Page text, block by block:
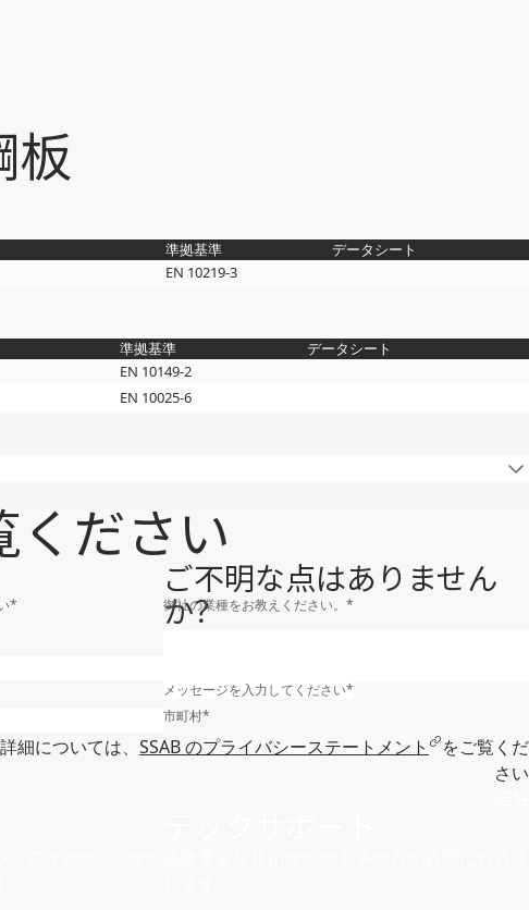
板
準拠基準 データシート
EN 10219-3
準拠基準 データシート
EN 10149-2
EN 10025-6
ください
* 御社の業種をお教えください。 *
役職*
市町村*
ご不明な点はありません
か？
メッセージを入力してください*
細については、 SSAB のプライバシーステートメント
をご覧くだ
さい
。